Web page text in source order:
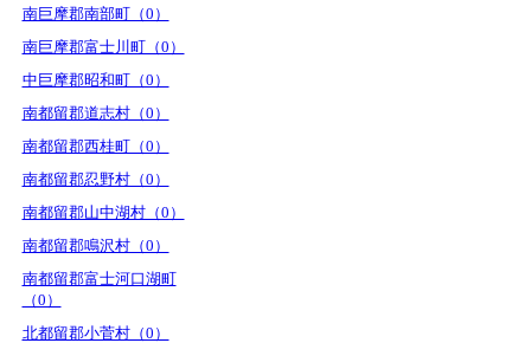
南巨摩郡南部町（0）
南巨摩郡富士川町（0）
中巨摩郡昭和町（0）
南都留郡道志村（0）
南都留郡西桂町（0）
南都留郡忍野村（0）
南都留郡山中湖村（0）
南都留郡鳴沢村（0）
南都留郡富士河口湖町
（0）
北都留郡小菅村（0）